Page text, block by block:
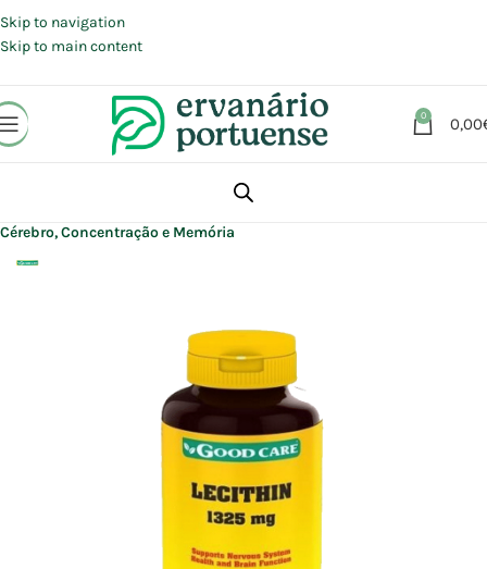
Skip to navigation
Skip to main content
0 0,00
Suplementos alimentares
Cérebro, Concentração e Memória